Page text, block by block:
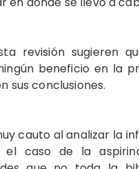
revisión sugieren
beneficio en la
sus conclusiones.
cauto al analizar la
el caso de la